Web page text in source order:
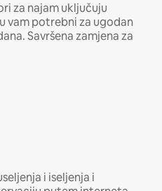
za najam uključuju
vam potrebni za ugodan
Savršena zamjena za
i iseljenja i